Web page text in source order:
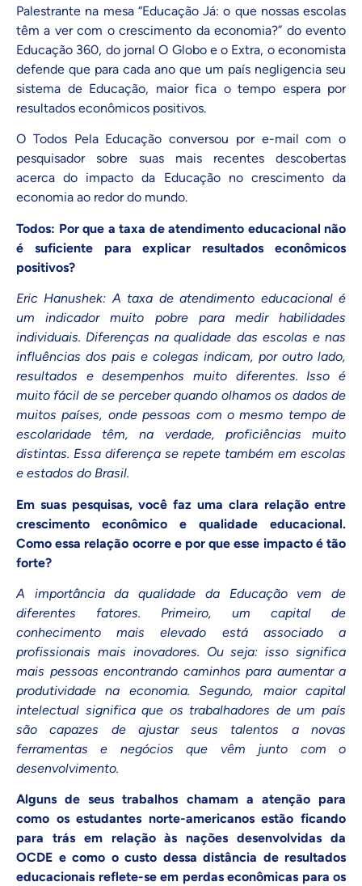
Palestrante na mesa “Educação Já: o que nossas escolas
têm a ver com o crescimento da economia?” do evento
Educação 360, do jornal O Globo e o Extra, o economista
defende que para cada ano que um país negligencia seu
sistema de Educação, maior fica o tempo espera por
resultados econômicos positivos.
O Todos Pela Educação conversou por e-mail com o
pesquisador sobre suas mais recentes descobertas
acerca do impacto da Educação no crescimento da
economia ao redor do mundo.
Todos: Por que a taxa de atendimento educacional não
é suficiente para explicar resultados econômicos
positivos?
Eric Hanushek: A taxa de atendimento educacional é
um indicador muito pobre para medir habilidades
individuais. Diferenças na qualidade das escolas e nas
influências dos pais e colegas indicam, por outro lado,
resultados e desempenhos muito diferentes. Isso é
muito fácil de se perceber quando olhamos os dados de
muitos países, onde pessoas com o mesmo tempo de
escolaridade têm, na verdade, proficiências muito
distintas. Essa diferença se repete também em escolas
e estados do Brasil.
Em suas pesquisas, você faz uma clara relação entre
crescimento econômico e qualidade educacional.
Como essa relação ocorre e por que esse impacto é tão
forte?
A importância da qualidade da Educação vem de
diferentes fatores. Primeiro, um capital de
conhecimento mais elevado está associado a
profissionais mais inovadores. Ou seja: isso significa
mais pessoas encontrando caminhos para aumentar a
produtividade na economia. Segundo, maior capital
intelectual significa que os trabalhadores de um país
são capazes de ajustar seus talentos a novas
ferramentas e negócios que vêm junto com o
desenvolvimento.
Alguns de seus trabalhos chamam a atenção para
como os estudantes norte-americanos estão ficando
para trás em relação às nações desenvolvidas da
OCDE e como o custo dessa distância de resultados
educacionais reflete-se em perdas econômicas para os